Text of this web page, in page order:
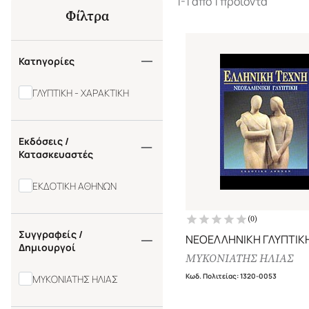
Φίλτρα
Κατηγορίες
ΓΛΥΠΤΙΚΗ - ΧΑΡΑΚΤΙΚΗ
Εκδόσεις /
Κατασκευαστές
ΕΚΔΟΤΙΚΗ ΑΘΗΝΩΝ
Συγγραφείς /
Δημιουργοί
ΜΥΚΟΝΙΑΤΗΣ ΗΛΙΑΣ
(0)
ΝΕΟΕΛΛΗΝΙΚΗ
ΜΥΚΟΝΙΑΤΗΣ ΗΛΙΑΣ
Κωδ. Πολιτείας:1320-0053